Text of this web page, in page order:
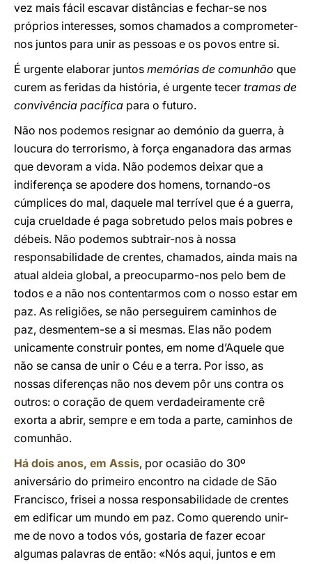
vez mais fácil escavar distâncias e fechar-se nos
próprios interesses, somos chamados a comprometer-
nos juntos para unir as pessoas e os povos entre si.
É urgente elaborar juntos memórias de comunhão que
curem as feridas da história, é urgente tecer tramas de
convivência pacífica para o futuro.
Não nos podemos resignar ao demónio da guerra, à
loucura do terrorismo, à força enganadora das armas
que devoram a vida. Não podemos deixar que a
indiferença se apodere dos homens, tornando-os
cúmplices do mal, daquele mal terrível que é a guerra,
cuja crueldade é paga sobretudo pelos mais pobres e
débeis. Não podemos subtrair-nos à nossa
responsabilidade de crentes, chamados, ainda mais na
atual aldeia global, a preocuparmo-nos pelo bem de
todos e a não nos contentarmos com o nosso estar em
paz. As religiões, se não perseguirem caminhos de
paz, desmentem-se a si mesmas. Elas não podem
unicamente construir pontes, em nome d’Aquele que
não se cansa de unir o Céu e a terra. Por isso, as
nossas diferenças não nos devem pôr uns contra os
outros: o coração de quem verdadeiramente crê
exorta a abrir, sempre e em toda a parte, caminhos de
comunhão.
Há dois anos, em Assis, por ocasião do 30º
aniversário do primeiro encontro na cidade de São
Francisco, frisei a nossa responsabilidade de crentes
em edificar um mundo em paz. Como querendo unir-
me de novo a todos vós, gostaria de fazer ecoar
algumas palavras de então: «Nós aqui, juntos e em